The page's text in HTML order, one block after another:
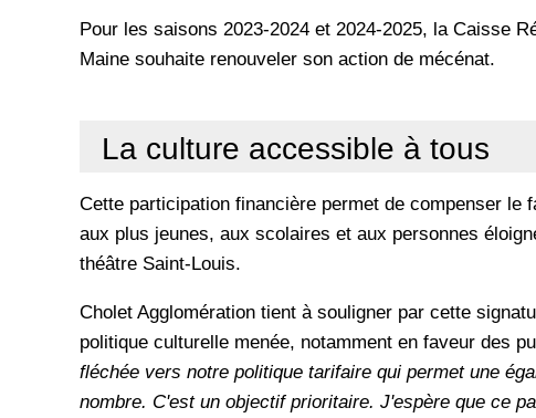
Pour les saisons 2023-2024 et 2024-2025, la Caisse
Maine souhaite renouveler son action de mécénat.
La culture accessible à tous
Cette participation financière permet de compenser
aux plus jeunes, aux scolaires et aux personnes
théâtre Saint-Louis.
Cholet Agglomération tient à souligner par cette
politique culturelle menée, notamment en faveur des
fléchée vers notre politique tarifaire qui permet une
nombre. C'est un objectif prioritaire. J'espère que ce